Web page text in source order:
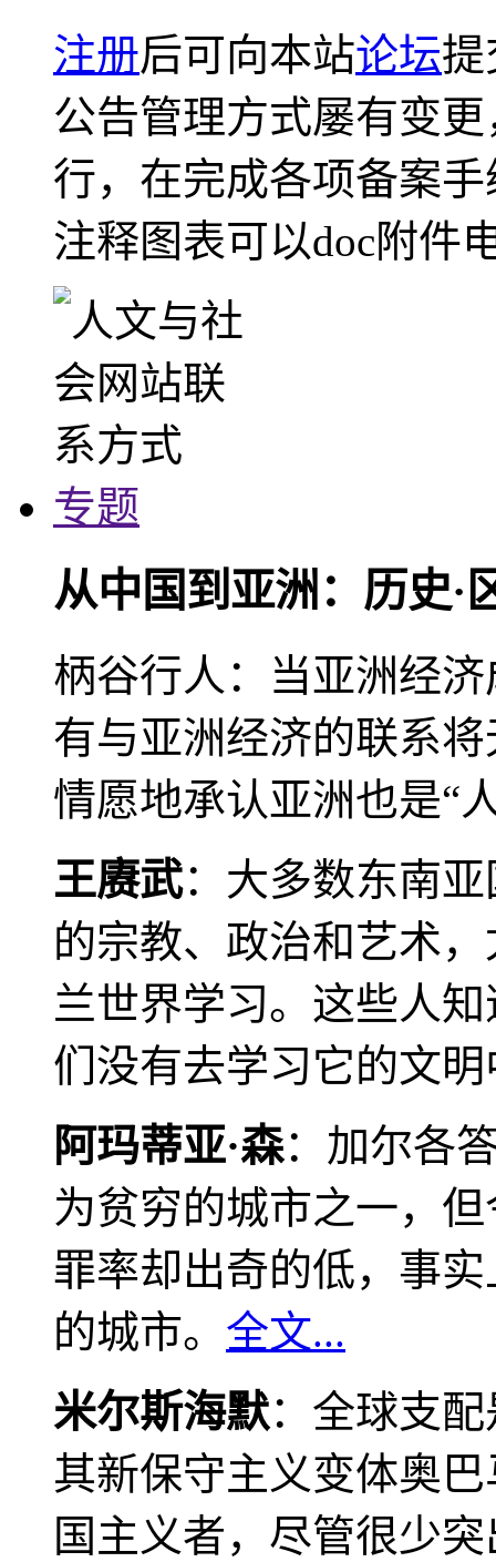
注册后可向本站论坛提
公告管理方式屡有变
行，在完成各项备案
注释图表可以doc附件
专题
从中国到亚洲：历史·
柄谷行人：当亚洲经
有与亚洲经济的联系
情愿地承认亚洲也是“
王赓武：大多数东南
的宗教、政治和艺术
兰世界学习。这些人
们没有去学习它的文
阿玛蒂亚·森：加尔各
为贫穷的城市之一，
罪率却出奇的低，事
的城市。 全文...
米尔斯海默：全球支
其新保守主义变体奥
国主义者，尽管很少